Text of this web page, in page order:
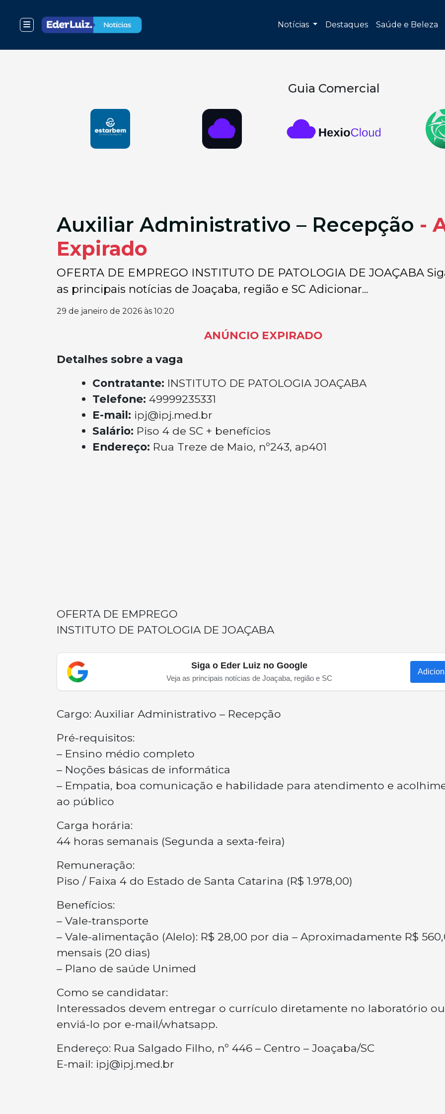
Notícias Destaques Saúde e Beleza
Guia Comercial
Auxiliar Administrativo – Recepção -
Expirado
OFERTA DE EMPREGO INSTITUTO DE PATOLOGIA DE JOAÇABA
as principais notícias de Joaçaba, região e SC Adicionar...
29 de janeiro de 2026 às 10:20
ANÚNCIO EXPIRADO
Detalhes sobre a vaga
Contratante: INSTITUTO DE PATOLOGIA JOAÇABA
Telefone: 49999235331
E-mail: ipj@ipj.med.br
Salário: Piso 4 de SC + benefícios
Endereço: Rua Treze de Maio, nº243, ap401
OFERTA DE EMPREGO
INSTITUTO DE PATOLOGIA DE JOAÇABA
Siga o Eder Luiz no Google
Veja as principais notícias de Joaçaba, região e SC
Cargo: Auxiliar Administrativo – Recepção
Pré-requisitos:
– Ensino médio completo
– Noções básicas de informática
– Empatia, boa comunicação e habilidade para atendimento e
ao público
Carga horária:
44 horas semanais (Segunda a sexta-feira)
Remuneração:
Piso / Faixa 4 do Estado de Santa Catarina (R$ 1.978,00)
Benefícios:
– Vale-transporte
– Vale-alimentação (Alelo): R$ 28,00 por dia – Aproximadamente R$
mensais (20 dias)
– Plano de saúde Unimed
Como se candidatar:
Interessados devem entregar o currículo diretamente no laboratório ou
enviá-lo por e-mail/whatsapp.
Endereço: Rua Salgado Filho, nº 446 – Centro – Joaçaba/SC
E-mail: ipj@ipj.med.br